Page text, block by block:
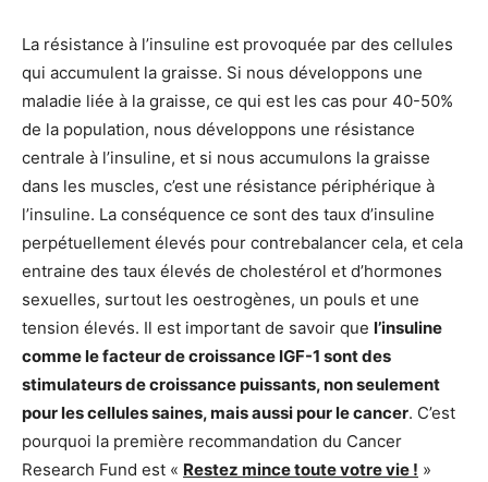
La résistance à l’insuline est provoquée par des cellules
qui accumulent la graisse. Si nous développons une
maladie liée à la graisse, ce qui est les cas pour 40-50%
de la population, nous développons une résistance
centrale à l’insuline, et si nous accumulons la graisse
dans les muscles, c’est une résistance périphérique à
l’insuline. La conséquence ce sont des taux d’insuline
perpétuellement élevés pour contrebalancer cela, et cela
entraine des taux élevés de cholestérol et d’hormones
sexuelles, surtout les oestrogènes, un pouls et une
tension élevés. Il est important de savoir que l’insuline
comme le facteur de croissance IGF-1 sont des
stimulateurs de croissance puissants, non seulement
pour les cellules saines, mais aussi pour le cancer. C’est
pourquoi la première recommandation du Cancer
Research Fund est « Restez mince toute votre vie ! »